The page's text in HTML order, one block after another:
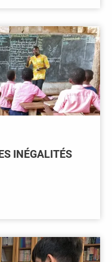
INÉGALITÉS